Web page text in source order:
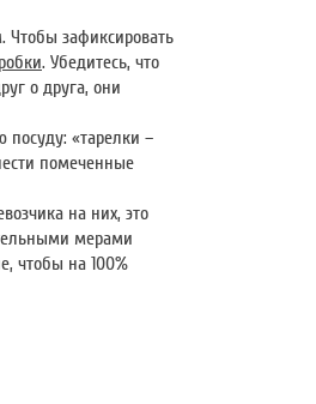
зафиксировать
. Убедитесь, что
о друга, они
«тарелки –
помеченные
на них, это
мерами
чтобы на 100%